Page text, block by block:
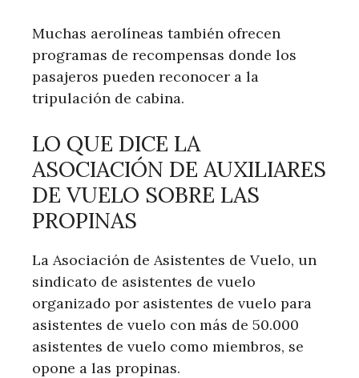
Muchas aerolíneas también ofrecen
programas de recompensas donde los
pasajeros pueden reconocer a la
tripulación de cabina.
LO QUE DICE LA
ASOCIACIÓN DE AUXILIARES
DE VUELO SOBRE LAS
PROPINAS
La Asociación de Asistentes de Vuelo, un
sindicato de asistentes de vuelo
organizado por asistentes de vuelo para
asistentes de vuelo con más de 50.000
asistentes de vuelo como miembros, se
opone a las propinas.